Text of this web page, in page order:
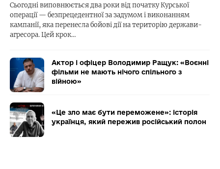
Сьогодні виповнюється два роки від початку Курської
операції — безпрецедентної за задумом і виконанням
кампанії, яка перенесла бойові дії на територію держави-
агресора. Цей крок…
Актор і офіцер Володимир Ращук: «Воєнні
фільми не мають нічого спільного з
війною»
«Це зло має бути переможене»: історія
українця, який пережив російський полон